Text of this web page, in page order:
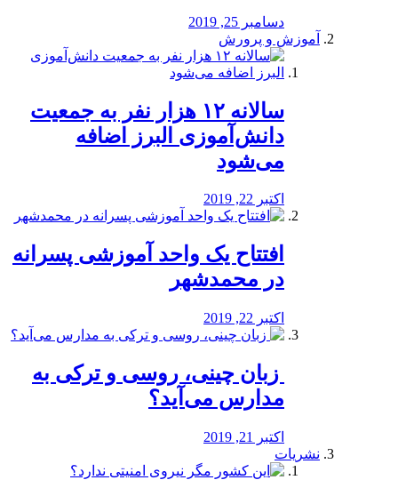
دسامبر 25, 2019
آموزش و پرورش
️سالانه ۱۲ هزار نفر به جمعیت
دانش‌آموزی البرز اضافه
می‌شود
اکتبر 22, 2019
افتتاح یک واحد آموزشی پسرانه
در محمدشهر
اکتبر 22, 2019
️ زبان چینی، روسی و ترکی به
مدارس می‌آید؟
اکتبر 21, 2019
نشریات